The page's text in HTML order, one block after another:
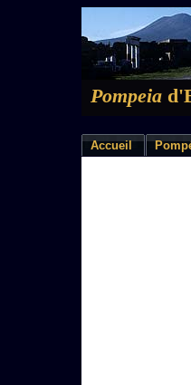
Pompeia
Accueil